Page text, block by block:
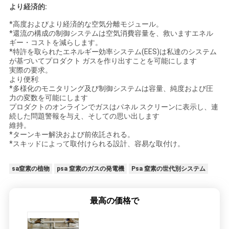
より経済的:
*高度およびより経済的な空気分離モジュール。
*還流の構成の制御システムは空気消費容量を、救いますエネル
ギー・コストを減らします。
*特許を取られたエネルギー効率システム(EES)は私達のシステム
が基づいてプロダクト ガスを作り出すことを可能にします
実際の要求。
より便利:
*多様化のモニタリング及び制御システムは容量、純度および圧
力の変数を可能にします
プロダクトのオンラインでガスはパネル スクリーンに表示し、連
続した問題警報を与え、そしての思い出します
維持。
*ターンキー解決および前依託される。
*スキッドによって取付けられる設計、容易な取付け。
sa窒素の植物 psa 窒素のガスの発電機 Psa 窒素の世代別システム
最高の価格で